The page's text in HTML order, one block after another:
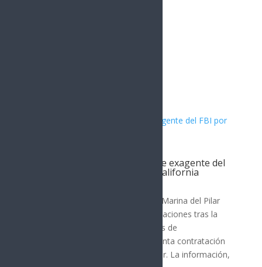
Filtración revela contratación de exagente del
FBI por gobernadora de Baja California
La gobernadora de Baja California, Marina del Pilar
Ávila Olmeda, enfrenta nuevas revelaciones tras la
difusión de una grabación y capturas de
conversaciones que indican la presunta contratación
de un exagente del FBI como asesor. La información,